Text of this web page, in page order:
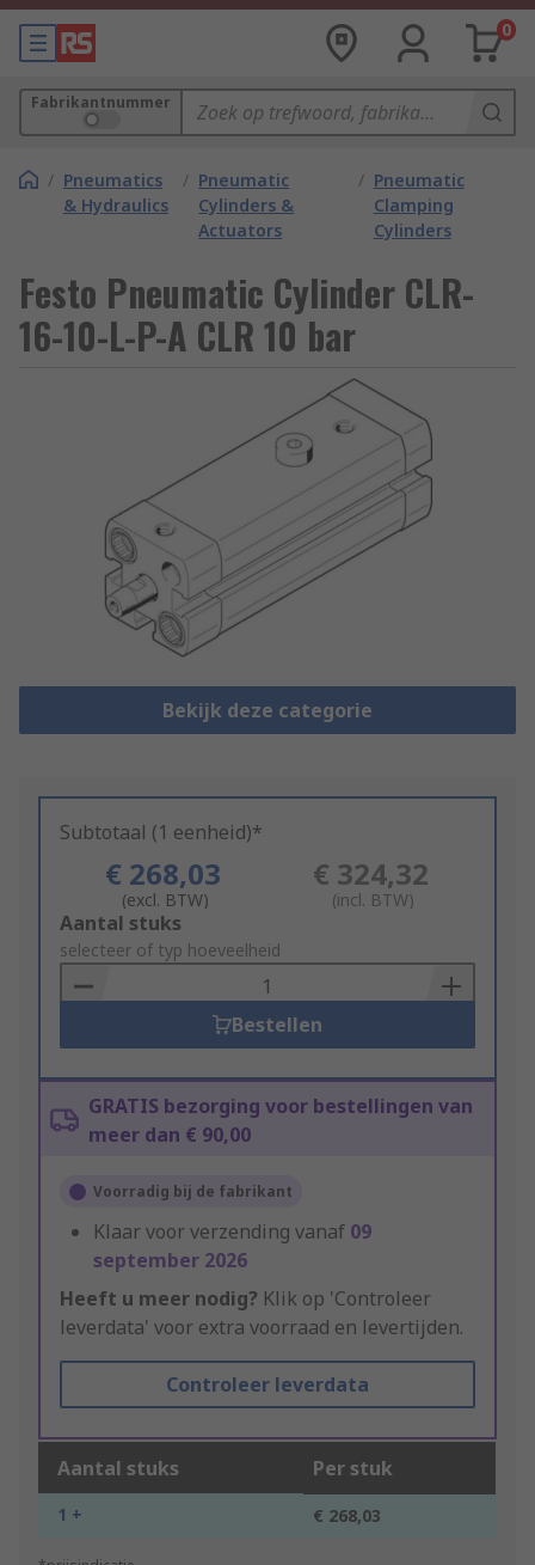
0
Fabrikantnummer
/ Pneumatics
& Hydraulics
/ Pneumatic
Cylinders &
Actuators
/ Pneumatic
Clamping
Cylinders
Festo Pneumatic Cylinder CLR-
16-10-L-P-A CLR 10 bar
Bekijk deze categorie
Subtotaal (1 eenheid)*
€ 268,03
(excl. BTW)
€ 324,32
(incl. BTW)
Add
to
Basket
Aantal stuks
selecteer of typ hoeveelheid
Bestellen
GRATIS bezorging voor bestellingen van
meer dan € 90,00
Voorradig bij de fabrikant
Klaar voor verzending vanaf 09
september 2026
Heeft u meer nodig? Klik op 'Controleer
leverdata' voor extra voorraad en levertijden.
Controleer leverdata
Aantal stuks Per stuk
1 + € 268,03